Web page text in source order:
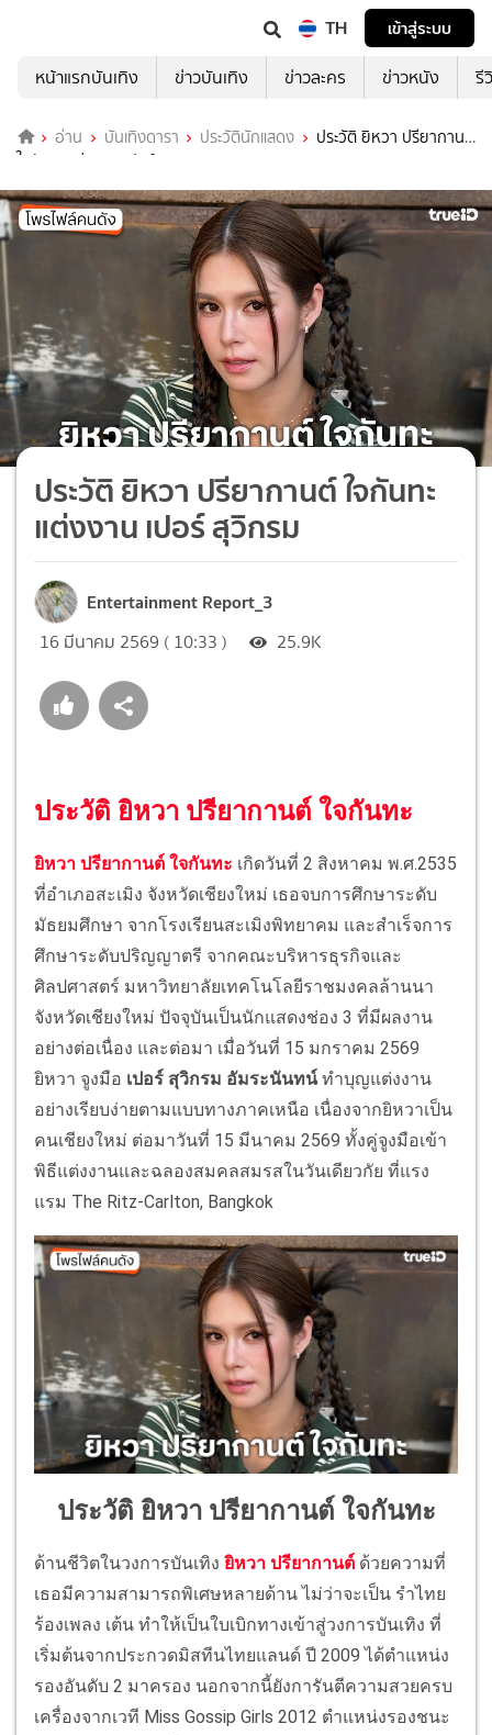
TH
เข้าสู่ระบบ
หน้าแรกบันเทิง
ข่าวบันเทิง ข่าวละคร ข่าวหนัง รี
อ่าน บันเทิงดารา ประวัตินักแสดง
ประวัติ ยิหวา ปรียากานต์
ใจกันทะ แต่งงาน เปอร์ สุวิกรม
ประวัติ ยิหวา ปรียากานต์ ใจกันทะ
แต่งงาน เปอร์ สุวิกรม
Entertainment Report_3
16 มีนาคม 2569 ( 10:33 ) 25.9K
ประวัติ ยิหวา ปรียากานต์ ใจกันทะ
ยิหวา ปรียากานต์ ใจกันทะ เกิดวันที่ 2 สิงหาคม พ.ศ.2535
ที่อำเภอสะเมิง จังหวัดเชียงใหม่ เธอจบการศึกษาระดับ
มัธยมศึกษา จากโรงเรียนสะเมิงพิทยาคม และสำเร็จการ
ศึกษาระดับปริญญาตรี จากคณะบริหารธุรกิจและ
ศิลปศาสตร์ มหาวิทยาลัยเทคโนโลยีราชมงคลล้านนา
จังหวัดเชียงใหม่ ปัจจุบันเป็นนักแสดงช่อง 3 ที่มีผลงาน
อย่างต่อเนื่อง และต่อมา เมื่อวันที่ 15 มกราคม 2569
ยิหวา จูงมือ เปอร์ สุวิกรม อัมระนันทน์ทำบุญแต่งงาน
อย่างเรียบง่ายตามแบบทางภาคเหนือ เนื่องจากยิหวาเป็น
คนเชียงใหม่ ต่อมาวันที่ 15 มีนาคม 2569 ทั้งคู่จูงมือเข้า
พิธีแต่งงานและฉลองสมคลสมรสในวันเดียวกัย ที่แรง
แรม The Ritz-Carlton, Bangkok
ประวัติ ยิหวา ปรียากานต์ ใจกันทะ
ด้านชีวิตในวงการบันเทิง ยิหวา ปรียากานต์ ด้วยความที่
เธอมีความสามารถพิเศษหลายด้าน ไม่ว่าจะเป็น รำไทย
ร้องเพลง เต้น ทำให้เป็นใบเบิกทางเข้าสู่วงการบันเทิง ที่
เริ่มต้นจากประกวดมิสทีนไทยแลนด์ ปี 2009 ได้ตำแหน่ง
รองอันดับ 2 มาครอง นอกจากนี้ยังการันตีความสวยครบ
เครื่องจากเวที Miss Gossip Girls 2012 ตำแหน่งรองชนะ